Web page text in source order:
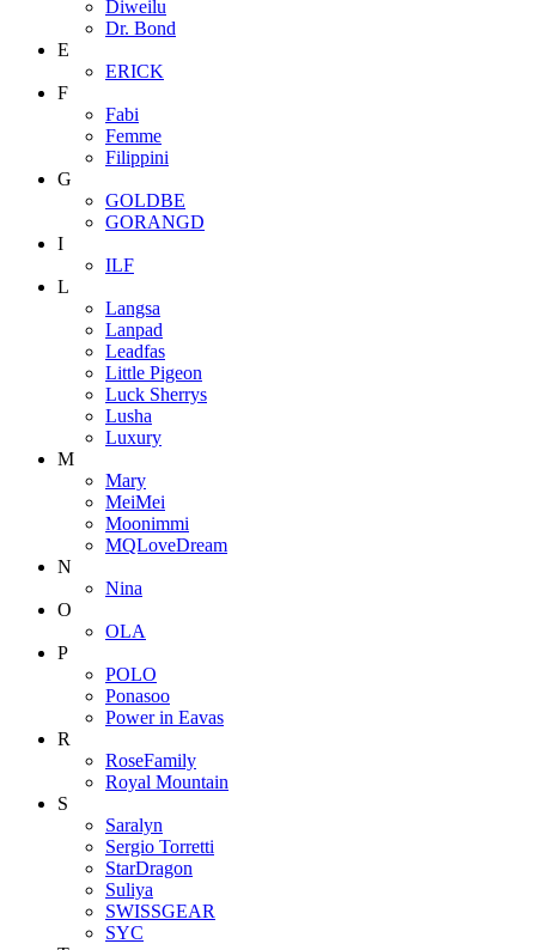
Diweilu
Dr. Bond
E
ERICK
F
Fabi
Femme
Filippini
G
GOLDBE
GORANGD
I
ILF
L
Langsa
Lanpad
Leadfas
Little Pigeon
Luck Sherrys
Lusha
Luxury
M
Mary
MeiMei
Moonimmi
MQLoveDream
N
Nina
O
OLA
P
POLO
Ponasoo
Power in Eavas
R
RoseFamily
Royal Mountain
S
Saralyn
Sergio Torretti
StarDragon
Suliya
SWISSGEAR
SYC